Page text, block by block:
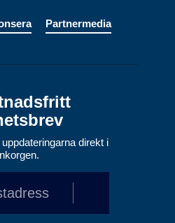
Partnermedia
direkt i